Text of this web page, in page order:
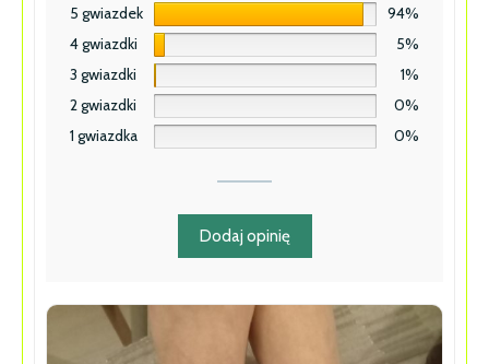
5 gwiazdek
94%
4 gwiazdki
5%
3 gwiazdki
1%
2 gwiazdki
0%
1 gwiazdka
0%
Dodaj opinię